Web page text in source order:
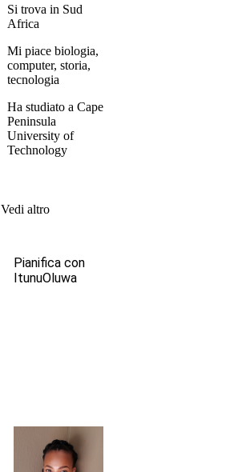
Si trova in Sud
Africa
Mi piace biologia,
computer, storia,
tecnologia
Ha studiato a Cape
Peninsula
University of
Technology
Vedi altro
Pianifica con
ItunuOluwa